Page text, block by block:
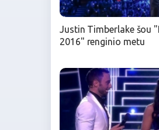
Justin Timberlake šou
2016" renginio metu